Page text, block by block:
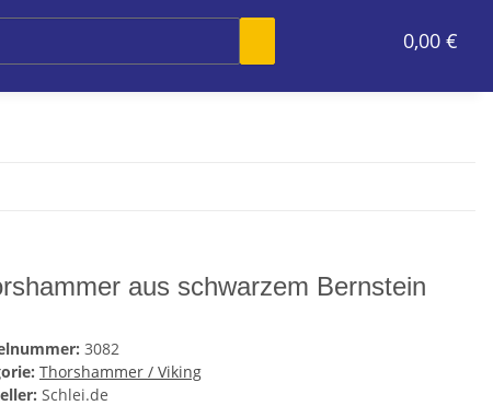
0,00 €
aus schwarzem Bernstein
3082
Thorshammer / Viking
Schlei.de